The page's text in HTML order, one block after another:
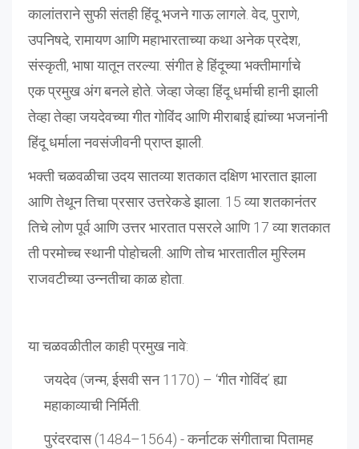
कालांतराने सुफी संतही हिंदू भजने गाऊ लागले. वेद, पुराणे,
उपनिषदे, रामायण आणि महाभारताच्या कथा अनेक प्रदेश,
संस्कृती, भाषा यातून तरल्या. संगीत हे हिंदूच्या भ‍क्तीमार्गाचे
एक प्रमुख अंग बनले होते. जेव्हा जेव्हा हिंदू धर्माची हानी झाली
तेव्हा तेव्हा जयदेवच्या गीत गोविंद आणि मीराबाई ह्यांच्या भजनांनी
हिंदू धर्माला नवसंजीवनी प्राप्त झाली.
भक्ती चळवळीचा उदय सातव्या शतकात दक्षिण भारतात झाला
आणि तेथून तिचा प्रसार उत्तरेकडे झाला. 15 व्या शतकानंतर
तिचे लोण पूर्व आणि उत्तर भारतात पसरले आणि 17 व्या शतकात
ती परमोच्च स्थानी पोहोचली. आणि तोच भारतातील मुस्लिम
राजवटीच्या उन्नतीचा काळ होता.
या चळवळीतील काही प्रमुख नावे:
जयदेव (जन्म, ईसवी सन 1170) – ‘गीत गोविंद’ ह्या
महाकाव्याची निर्मिती.
पुरंदरदास (1484–1564) - कर्नाटक संगीताचा पितामह